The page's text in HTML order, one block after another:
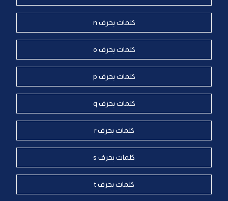
كلمات بحرف n
كلمات بحرف o
كلمات بحرف p
كلمات بحرف q
كلمات بحرف r
كلمات بحرف s
كلمات بحرف t